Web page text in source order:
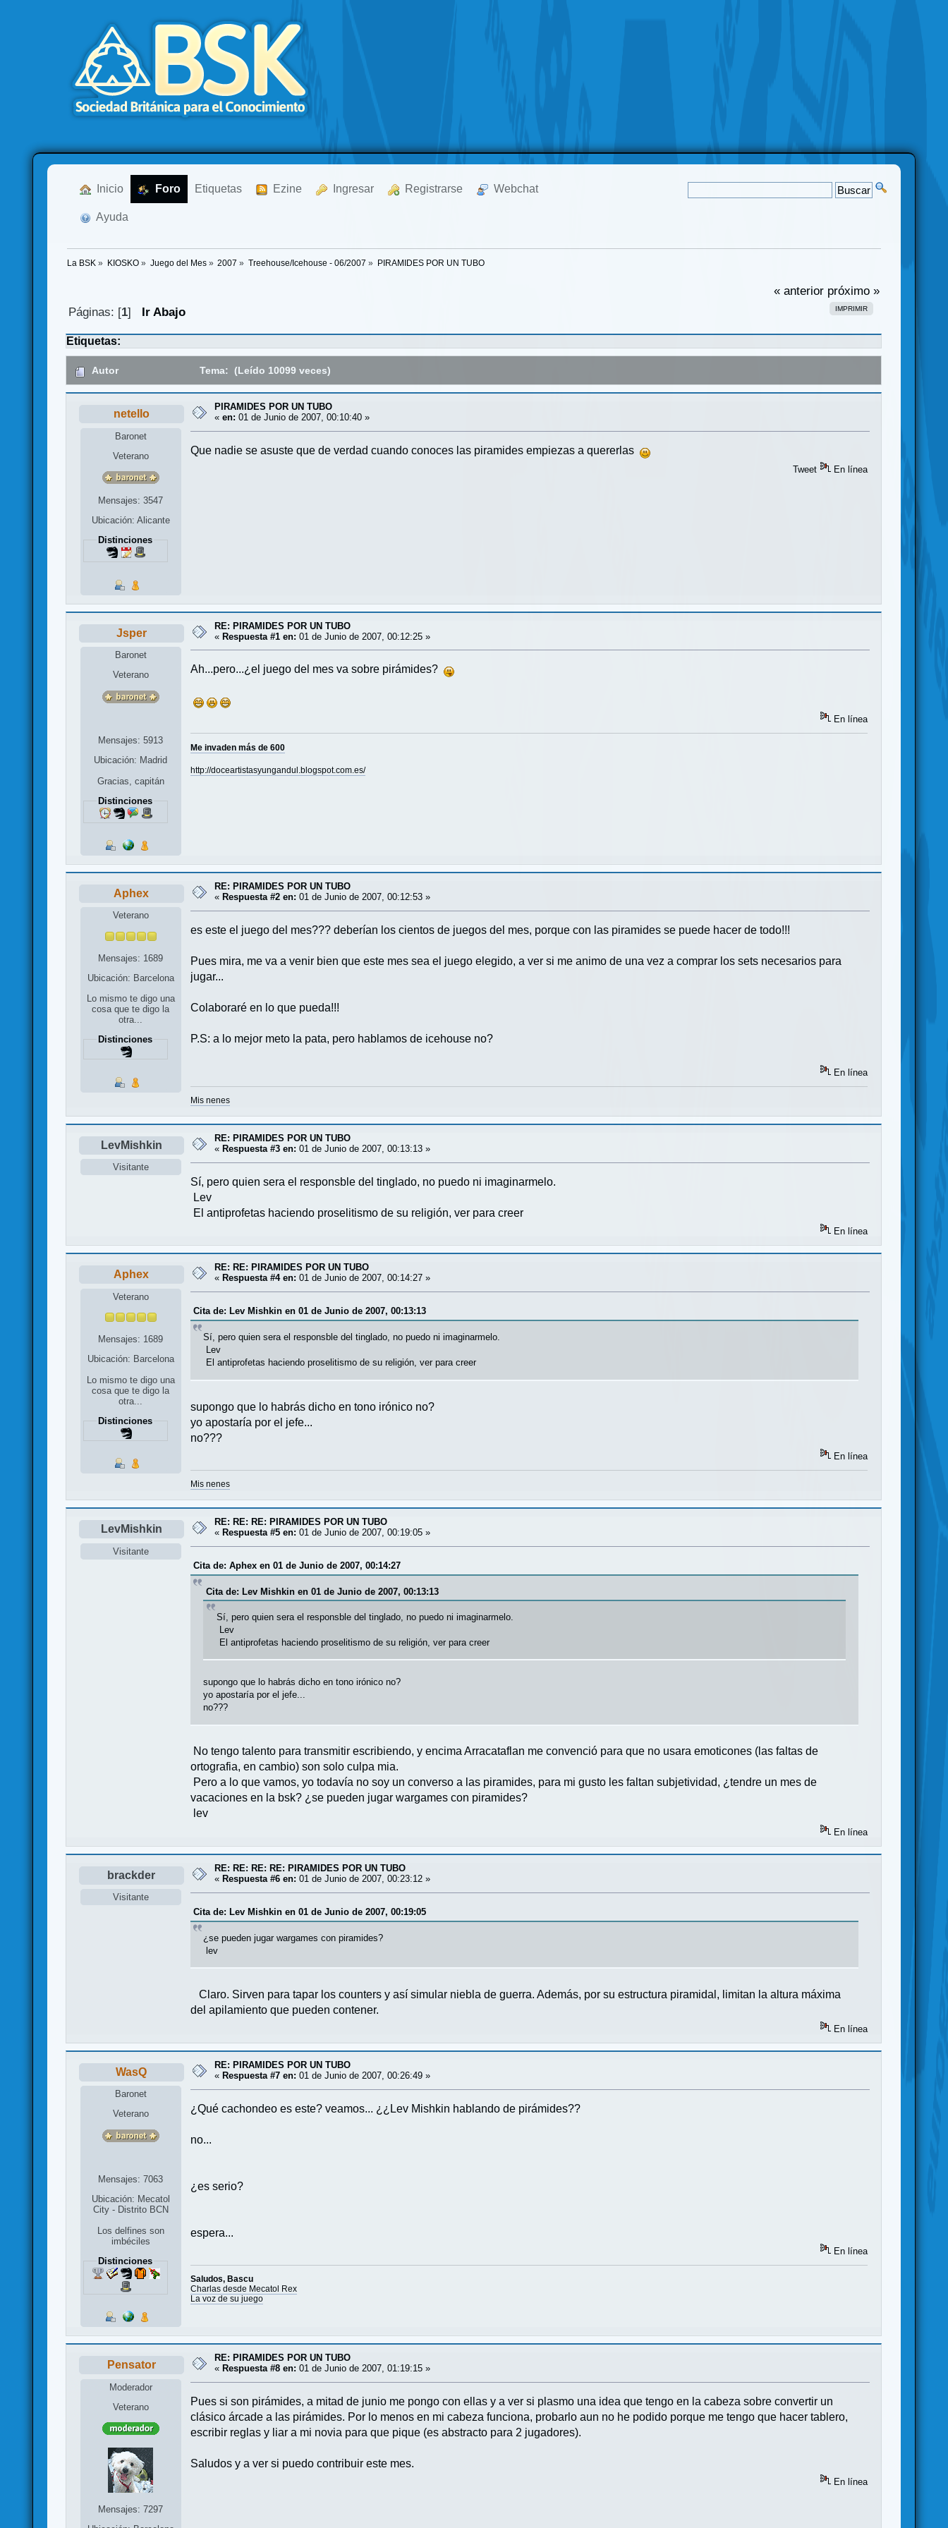
Inicio Foro Etiquetas Ezine Ingresar Registrarse Webchat
Ayuda
La BSK » KIOSKO» Juego del Mes» 2007 » Treehouse/Icehouse - 06/2007 » PIRAMIDES POR UN TUBO
« anterior próximo »
IMPRIMIR
Páginas: [1] Ir Abajo
Etiquetas:
Autor Tema: (Leído 10099 veces)
netello
Baronet
Veterano
Mensajes: 3547
Ubicación: Alicante
Distinciones
PIRAMIDES POR UN TUBO
«en: 01 de Junio de 2007, 00:10:40 »
Que nadie se asuste que de verdad cuando conoces las piramides empiezas a quererlas
Tweet En línea
Jsper
Baronet
Veterano
Mensajes: 5913
Ubicación: Madrid
Gracias, capitán
Distinciones
RE: PIRAMIDES POR UN TUBO
«Respuesta #1 en: 01 de Junio de 2007, 00:12:25 »
Ah...pero...¿el juego del mes va sobre pirámides?
En línea
Me invaden más de 600
http://doceartistasyungandul.blogspot.com.es/
Aphex
Veterano
Mensajes: 1689
Ubicación: Barcelona
Lo mismo te digo una
cosa que te digo la
otra...
Distinciones
RE: PIRAMIDES POR UN TUBO
« Respuesta #2 en: 01 de Junio de 2007, 00:12:53 »
es este el juego del mes??? deberían los cientos de juegos del mes, porque con las piramides se puede hacer de todo!!!
Pues mira, me va a venir bien que este mes sea el juego elegido, a ver si me animo de una vez a comprar los sets necesarios para
jugar...
Colaboraré en lo que pueda!!!
P.S: a lo mejor meto la pata, pero hablamos de icehouse no?
En línea
Mis nenes
LevMishkin
Visitante
RE: PIRAMIDES POR UN TUBO
« Respuesta #3 en: 01 de Junio de 2007, 00:13:13 »
Sí, pero quien sera el responsble del tinglado, no puedo ni imaginarmelo.
Lev
El antiprofetas haciendo proselitismo de su religión, ver para creer
En línea
Aphex
Veterano
Mensajes: 1689
Ubicación: Barcelona
Lo mismo te digo una
cosa que te digo la
otra...
Distinciones
RE: RE: PIRAMIDES POR UN TUBO
« Respuesta #4 en: 01 de Junio de 2007, 00:14:27 »
Cita de: Lev Mishkin en 01 de Junio de 2007, 00:13:13
Sí, pero quien sera el responsble del tinglado, no puedo ni imaginarmelo.
Lev
El antiprofetas haciendo proselitismo de su religión, ver para creer
supongo que lo habrás dicho en tono irónico no?
yo apostaría por el jefe...
no???
En línea
Mis nenes
LevMishkin
Visitante
RE: RE: RE: PIRAMIDES POR UN TUBO
« Respuesta #5 en: 01 de Junio de 2007, 00:19:05 »
Cita de: Aphex en 01 de Junio de 2007, 00:14:27
Cita de: Lev Mishkin en 01 de Junio de 2007, 00:13:13
Sí, pero quien sera el responsble del tinglado, no puedo ni imaginarmelo.
Lev
El antiprofetas haciendo proselitismo de su religión, ver para creer
supongo que lo habrás dicho en tono irónico no?
yo apostaría por el jefe...
no???
No tengo talento para transmitir escribiendo, y encima Arracataflan me convenció para que no usara emoticones (las faltas de
ortografia, en cambio) son solo culpa mia.
Pero a lo que vamos, yo todavía no soy un converso a las piramides, para mi gusto les faltan subjetividad, ¿tendre un mes de
vacaciones en la bsk? ¿se pueden jugar wargames con piramides?
lev
En línea
brackder
Visitante
RE: RE: RE: RE: PIRAMIDES POR UN TUBO
« Respuesta #6 en: 01 de Junio de 2007, 00:23:12 »
Cita de: Lev Mishkin en 01 de Junio de 2007, 00:19:05
¿se pueden jugar wargames con piramides?
lev
Claro. Sirven para tapar los counters y así simular niebla de guerra. Además, por su estructura piramidal, limitan la altura máxima
del apilamiento que pueden contener.
En línea
WasQ
Baronet
Veterano
Mensajes: 7063
Ubicación: Mecatol
City - Distrito BCN
Los delfines son
imbéciles
Distinciones
RE: PIRAMIDES POR UN TUBO
« Respuesta #7 en: 01 de Junio de 2007, 00:26:49 »
¿Qué cachondeo es este? veamos... ¿¿Lev Mishkin hablando de pirámides??
no...
¿es serio?
espera...
En línea
Saludos, Bascu
Charlas desde Mecatol Rex
La voz de su juego
Pensator
Moderador
Veterano
Mensajes: 7297
RE: PIRAMIDES POR UN TUBO
« Respuesta #8 en: 01 de Junio de 2007, 01:19:15 »
Pues si son pirámides, a mitad de junio me pongo con ellas y a ver si plasmo una idea que tengo en la cabeza sobre convertir un
clásico árcade a las pirámides. Por lo menos en mi cabeza funciona, probarlo aun no he podido porque me tengo que hacer tablero,
escribir reglas y liar a mi novia para que pique (es abstracto para 2 jugadores).
Saludos y a ver si puedo contribuir este mes.
En línea